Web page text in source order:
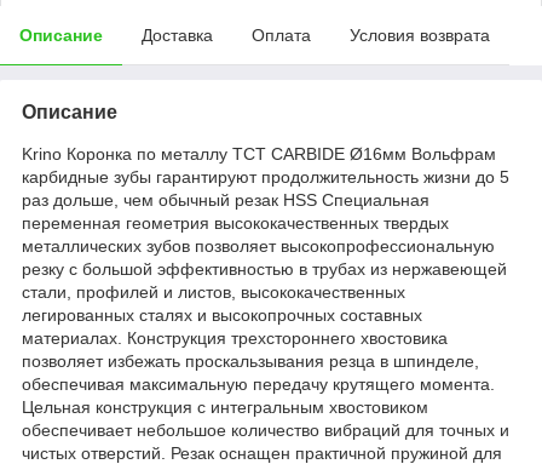
Описание Доставка Оплата Условия возврата
Описание
Krino Коронка по металлу TCT CARBIDE Ø16мм Вольфрам
карбидные зубы гарантируют продолжительность жизни до 5
раз дольше, чем обычный резак HSS Специальная
переменная геометрия высококачественных твердых
металлических зубов позволяет высокопрофессиональную
резку с большой эффективностью в трубах из нержавеющей
стали, профилей и листов, высококачественных
легированных сталях и высокопрочных составных
материалах. Конструкция трехстороннего хвостовика
позволяет избежать проскальзывания резца в шпинделе,
обеспечивая максимальную передачу крутящего момента.
Цельная конструкция с интегральным хвостовиком
обеспечивает небольшое количество вибраций для точных и
чистых отверстий. Резак оснащен практичной пружиной для